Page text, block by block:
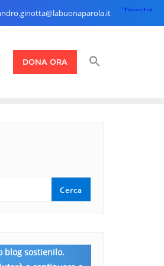
DONA ORA
Cerca
blog sostienilo.